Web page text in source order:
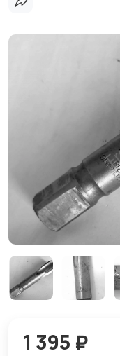
1 395 ₽